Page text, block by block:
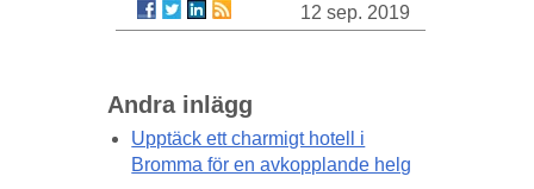
12 sep. 2019
Andra inlägg
Upptäck ett charmigt hotell i
Bromma för en avkopplande helg